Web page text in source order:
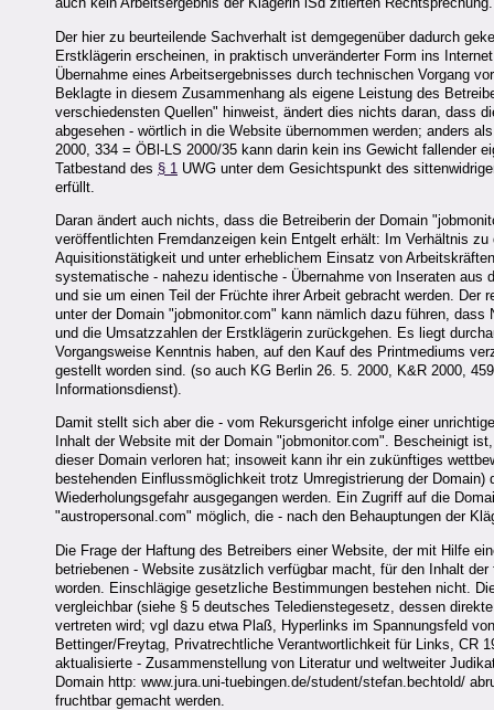
Der hier zu beurteilende Sachverhalt ist demgegenüber dadurch
Erstklägerin erscheinen, in praktisch unveränderter Form ins
Übernahme eines Arbeitsergebnisses durch technischen Vorgang
Beklagte in diesem Zusammenhang als eigene Leistung des
verschiedensten Quellen" hinweist, ändert dies nichts daran, dass
abgesehen - wörtlich in die Website übernommen werden; anders
2000, 334 = ÖBl-LS 2000/35 kann darin kein ins Gewicht fallender
Tatbestand des § 1 UWG unter dem Gesichtspunkt des
erfüllt.
Daran ändert auch nichts, dass die Betreiberin der Domain
veröffentlichten Fremdanzeigen kein Entgelt erhält: Im Verhältnis
Aquisitionstätigkeit und unter erheblichem Einsatz von
systematische - nahezu identische - Übernahme von Inseraten
und sie um einen Teil der Früchte ihrer Arbeit gebracht werden.
unter der Domain "jobmonitor.com" kann nämlich dazu führen,
und die Umsatzzahlen der Erstklägerin zurückgehen. Es liegt
Vorgangsweise Kenntnis haben, auf den Kauf des Printmediums
gestellt worden sind. (so auch KG Berlin 26. 5. 2000, K&R 2000,
Informationsdienst).
Damit stellt sich aber die - vom Rekursgericht infolge einer
Inhalt der Website mit der Domain "jobmonitor.com". Bescheinigt
dieser Domain verloren hat; insoweit kann ihr ein zukünftiges
bestehenden Einflussmöglichkeit trotz Umregistrierung der
Wiederholungsgefahr ausgegangen werden. Ein Zugriff auf die
"austropersonal.com" möglich, die - nach den Behauptungen der
Die Frage der Haftung des Betreibers einer Website, der mit Hilfe
betriebenen - Website zusätzlich verfügbar macht, für den Inhalt
worden. Einschlägige gesetzliche Bestimmungen bestehen nicht.
vergleichbar (siehe § 5 deutsches Teledienstegesetz, dessen
vertreten wird; vgl dazu etwa Plaß, Hyperlinks im Spannungsfeld
Bettinger/Freytag, Privatrechtliche Verantwortlichkeit für Links, CR
aktualisierte - Zusammenstellung von Literatur und weltweiter
Domain http: www.jura.uni-tuebingen.de/student/stefan.bechtold/
fruchtbar gemacht werden.